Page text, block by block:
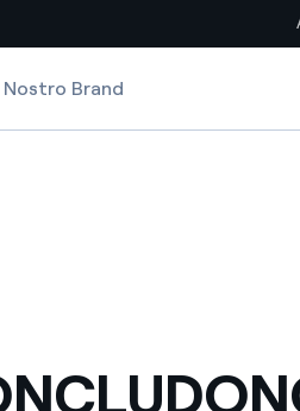
Siti Paese
Colombia
Nostro Brand
PER IL PROGETTO EPR IN FRANCIA
PER IL PROGETTO EPR IN